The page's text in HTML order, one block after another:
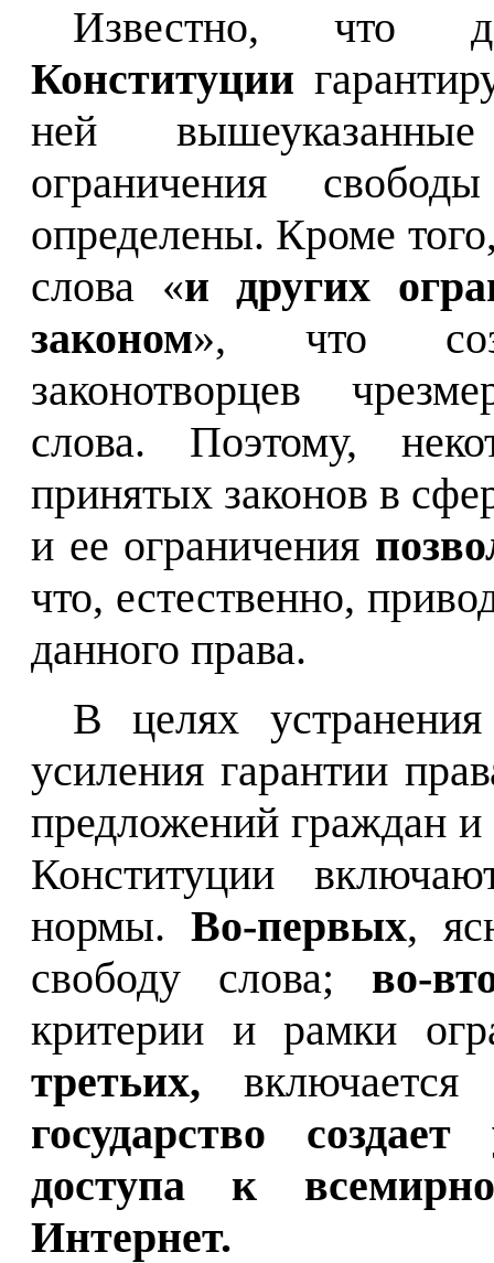
Известно, что
Конституции
ней
ограничения
определены. Кроме
слова «и других
законом», что
законотворцев
слова. Поэтому,
принятых законов в
и ее ограничения
что, естественно,
данного права.
В целях
усиления гарантии
предложений граждан
Конституции
нормы. Во-первых,
свободу слова; во-
критерии и рамки
третьих, включается
государство
доступа к
Интернет.